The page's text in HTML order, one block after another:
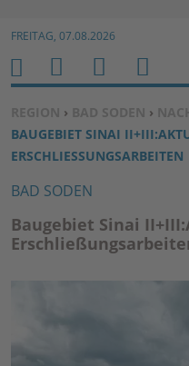
Zum
FREITAG, 07.08.2026
SIE BEFINDEN SICH HIER:
REGION › BAD SODEN ›
BAUGEBIET SINAI
ERSCHLIESSUNGSARBEITEN
BAD SODEN
Baugebiet Sinai
H
O
M
E
M
E
N
U
S
U
C
H
B
E
N
U
E
R